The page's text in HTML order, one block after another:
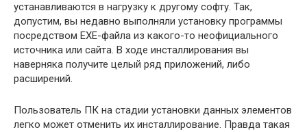
устанавливаются в нагрузку к другому софту. Так,
допустим, вы недавно выполняли установку программы
посредством EXE-файла из какого-то неофициального
источника или сайта. В ходе инсталлирования вы
наверняка получите целый ряд приложений, либо
расширений.
Пользователь ПК на стадии установки данных элементов
легко может отменить их инсталлирование. Правда такая